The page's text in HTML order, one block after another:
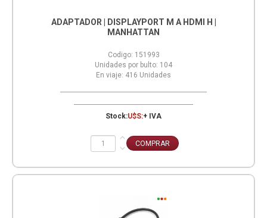
ADAPTADOR | DISPLAYPORT M A HDMI H |
MANHATTAN
Codigo: 151993
Unidades por bulto: 104
En viaje: 416 Unidades
Stock:U$S:+ IVA